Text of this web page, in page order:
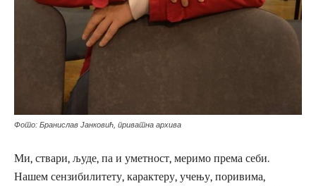
Фото: Бранислав Јанковић, приватна архива
Ми, ствари, људе, па и уметност, меримо према себи.
Нашем сензибилитету, карактеру, учењу, поривима,